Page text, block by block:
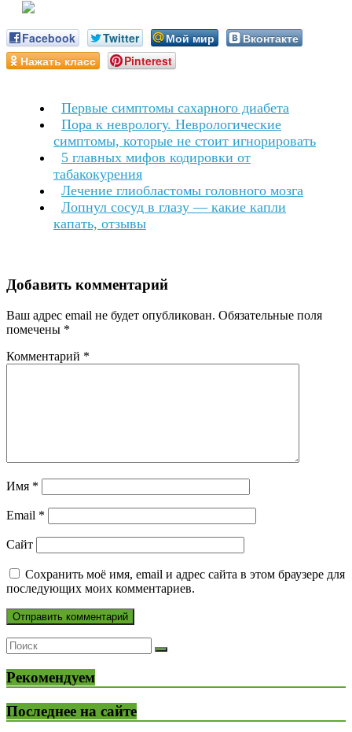
Facebook Twitter Мой мир
Вконтакте
Нажать класс
Pinterest
Первые симптомы сахарного диабета
Пора к неврологу. Неврологические
симптомы, которые не стоит игнорировать
5 главных мифов кодировки от
табакокурения
Лечение глиобластомы головного мозга
Лопнул сосуд в глазу — какие капли
капать, отзывы
Добавить комментарий
Ваш адрес email не будет опубликован. Обязательные поля
помечены *
Комментарий *
Имя *
Email *
Сайт
Сохранить моё имя, email и адрес сайта в этом браузере для
последующих моих комментариев.
Рекомендуем
Последнее на сайте